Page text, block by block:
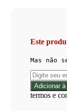
Este
Mas não
termos e